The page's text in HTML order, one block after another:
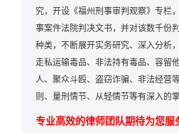
究，开设《福州刑事审判观察》专栏
事案件法院判决文书，并对该数千份
种类，不断展开实务研究、深入分析
走私运输毒品、非法持有毒品、容留
人、聚众斗殴、盗窃诈骗、非法经营
则、量刑情节、从轻情节等有深入的
专业高效的律师团队期待为您服